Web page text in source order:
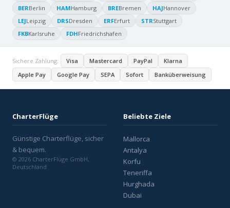
BERBerlin HAMHamburg BREBremen HAJHannover
LEJLeipzig DRSDresden ERFErfurt STRStuttgart
FKBKarlsruhe FDHFriedrichshafen
Sichere Zahlung: Visa Mastercard PayPal
Klarna
Apple Pay
Google Pay SEPA Sofort Banküberweisung
CharterFlüge
Günstige Charterflüge, sicher
& bequem.
© 2026 CharterFlüge GmbH,
Deutschland
Beliebte Ziele
Mallorca
Antalya
Korfu
Teneriffa
Hurghada
Dubai